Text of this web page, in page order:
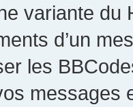
variante du
d’un
les
messages